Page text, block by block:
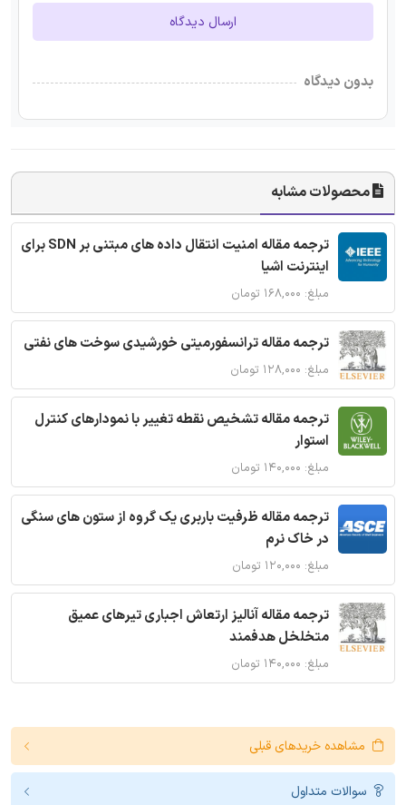
ارسال دیدگاه
بدون دیدگاه
محصولات مشابه
ترجمه مقاله امنیت انتقال داده های مبتنی بر SDN برای
اینترنت اشیا
مبلغ: ۱۶۸,۰۰۰ تومان
ترجمه مقاله ترانسفورمیتی خورشیدی سوخت های نفتی
مبلغ: ۱۲۸,۰۰۰ تومان
ترجمه مقاله تشخیص نقطه تغییر با نمودارهای کنترل
استوار
مبلغ: ۱۴۰,۰۰۰ تومان
ترجمه مقاله ظرفیت باربری یک گروه از ستون های سنگی
در خاک نرم
مبلغ: ۱۲۰,۰۰۰ تومان
ترجمه مقاله آنالیز ارتعاش اجباری تیرهای عمیق
متخلخل هدفمند
مبلغ: ۱۴۰,۰۰۰ تومان
مشاهده خریدهای قبلی
سوالات متداول